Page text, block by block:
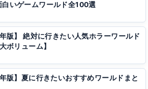
白いゲームワールド全100選
版】 絶対に行きたい人気ホラーワールド
ボリューム】
版】夏に行きたいおすすめワールドまと